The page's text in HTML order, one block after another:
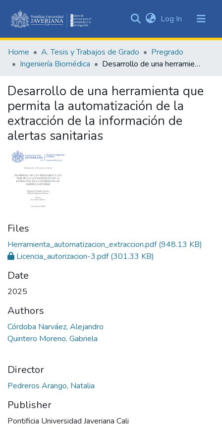
&
Collections
Statistics
Log In (current)
Home A. Tesis y Trabajos de Grado
Pregrado
Ingeniería Biomédica
Desarrollo de una herramienta que permita la automatización de la extracción de la información de alertas sanitarias
Desarrollo de una herramienta que
permita la automatización de la
extracción de la información de
alertas sanitarias
Files
Herramienta_automatizacion_extraccion.pdf(948.13 KB)
Licencia_autorizacion-3.pdf(301.33 KB)
Date
2025
Authors
Córdoba Narváez, Alejandro
Quintero Moreno, Gabriela
Director
Pedreros Arango, Natalia
Publisher
Pontificia Universidad Javeriana Cali